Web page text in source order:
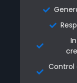
Control
Control